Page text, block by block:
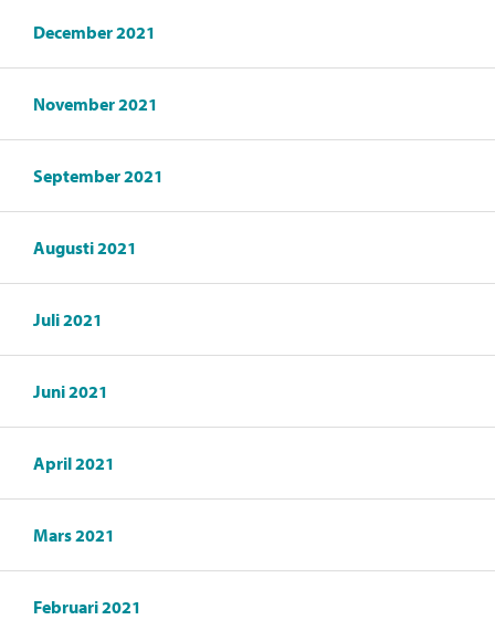
December 2021
November 2021
September 2021
Augusti 2021
Juli 2021
Juni 2021
April 2021
Mars 2021
Februari 2021